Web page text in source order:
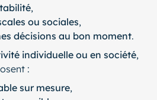
,
ou sociales,
décisions au bon moment.
individuelle ou en société,
:
sur mesure,